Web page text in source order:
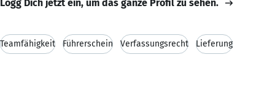
Logg Dich jetzt ein, um das ganze Profil zu sehen.
Teamfähigkeit Führerschein Verfassungsrecht Lieferung